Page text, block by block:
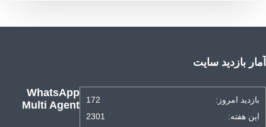
آمار بازدید سایت
بازدید امروز:
172
این هفته:
2301
WhatsApp
Multi Agent